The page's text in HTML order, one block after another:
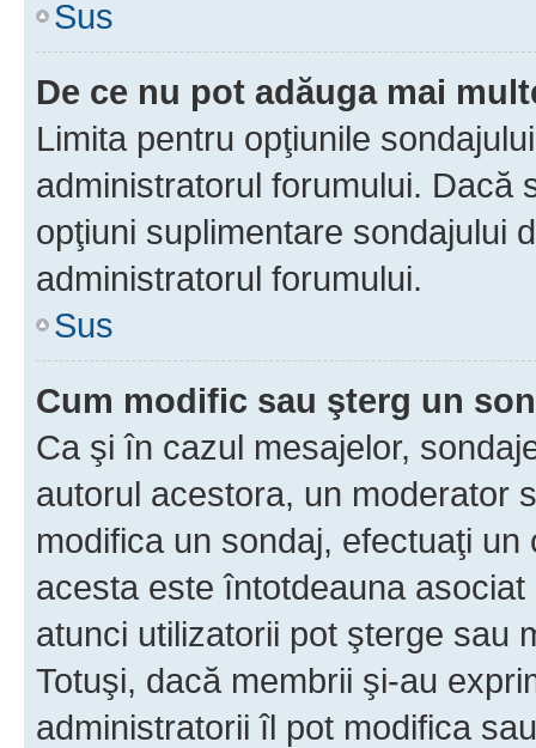
Sus
De ce nu pot adăuga mai
Limita pentru opţiunile
administratorul forumului. Dacă
opţiuni suplimentare sondajului
administratorul forumului.
Sus
Cum modific sau şterg un
Ca şi în cazul mesajelor,
autorul acestora, un moderator
modifica un sondaj, efectuaţi
acesta este întotdeauna
atunci utilizatorii pot şterge sau
Totuşi, dacă membrii şi-au
administratorii îl pot modifica